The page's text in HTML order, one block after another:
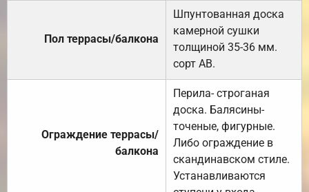
Пол террасы/балкона
Шпунтованная доска
камерной сушки
толщиной 35-36 мм.
сорт АВ.
Ограждение террасы/
балкона
Перила- строганая
доска. Балясины-
точеные, фигурные.
Либо ограждение в
скандинавском стиле.
Устанавливаются